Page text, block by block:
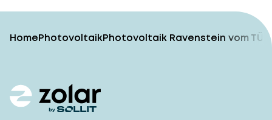
HomePhotovoltaikPhotovoltaik Ravenstein vom